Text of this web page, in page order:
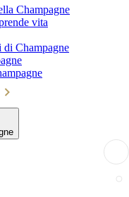
Champagne
vita
Champagne